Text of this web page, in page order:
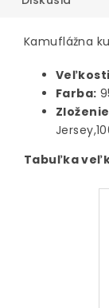
Kamuflážna
Farba:
Tabuľka